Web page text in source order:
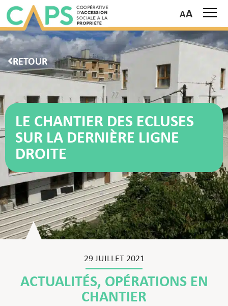
RETOUR
LE CHANTIER DES ECLUSES
SUR LA DERNIÈRE LIGNE
DROITE
29 JUILLET 2021
ACTUALITÉS, OPÉRATIONS EN
CHANTIER
A